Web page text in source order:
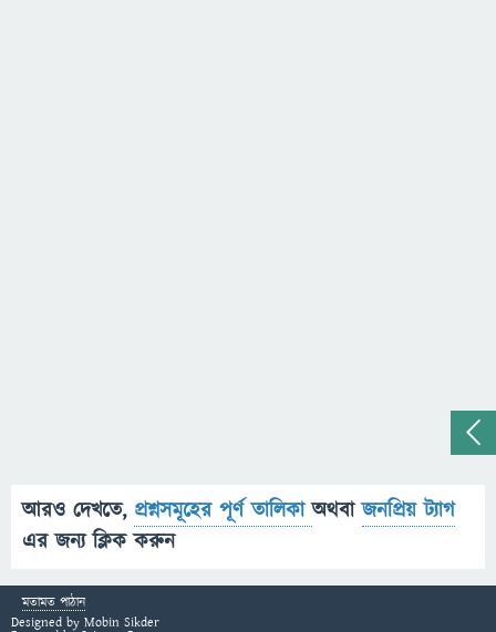
আরও দেখতে, প্রশ্নসমূহের পূর্ণ তালিকাঅথবাজনপ্রিয় ট্যাগ
এর জন্য ক্লিক করুন
মতামত পাঠান
Designed by Mobin Sikder